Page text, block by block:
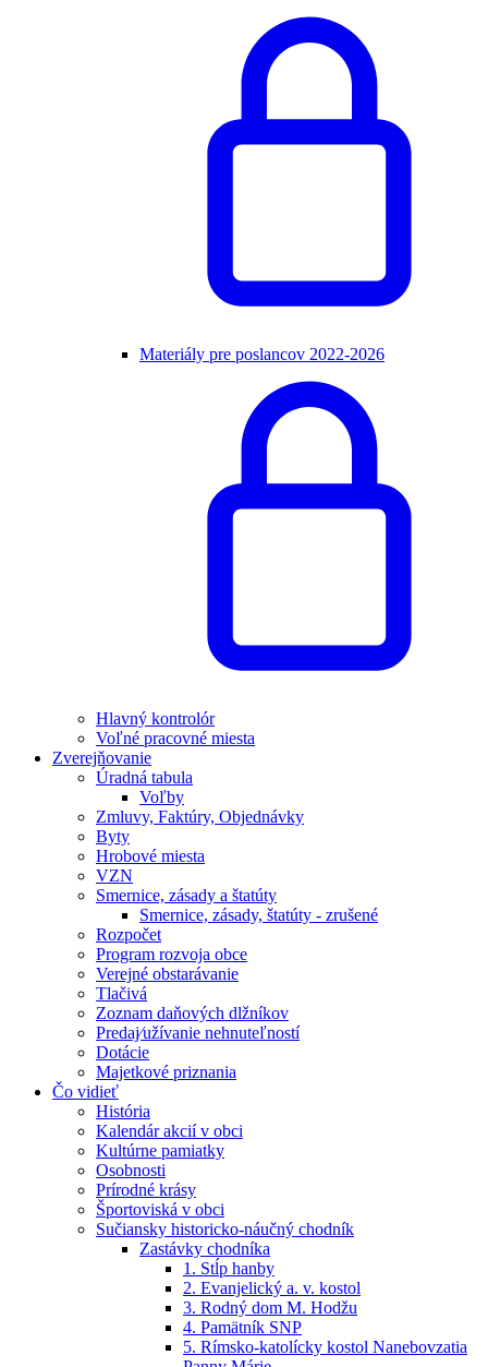
Materiály pre poslancov 2022-2026
Hlavný kontrolór
Voľné pracovné miesta
Zverejňovanie
Úradná tabula
Voľby
Zmluvy, Faktúry, Objednávky
Byty
Hrobové miesta
VZN
Smernice, zásady a štatúty
Smernice, zásady, štatúty - zrušené
Rozpočet
Program rozvoja obce
Verejné obstarávanie
Tlačivá
Zoznam daňových dlžníkov
Predaj⁄užívanie nehnuteľností
Dotácie
Majetkové priznania
Čo vidieť
História
Kalendár akcií v obci
Kultúrne pamiatky
Osobnosti
Prírodné krásy
Športoviská v obci
Sučiansky historicko-náučný chodník
Zastávky chodníka
1. Stĺp hanby
2. Evanjelický a. v. kostol
3. Rodný dom M. Hodžu
4. Pamätník SNP
5. Rímsko-katolícky kostol Nanebovzatia